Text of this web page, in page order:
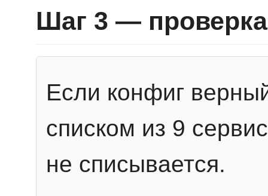
Шаг 3 — проверка
Если конфиг
списком из 9
не списывается.